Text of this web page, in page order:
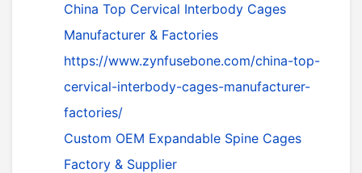
China Top Cervical Interbody Cages
Manufacturer & Factories
https://www.zynfusebone.com/china-top-
cervical-interbody-cages-manufacturer-
factories/
Custom OEM Expandable Spine Cages
Factory & Supplier